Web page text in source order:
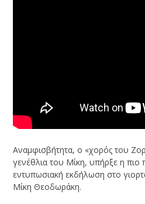
Αναμφισβήτητα, ο «χορός του
γενέθλια του Μίκη, υπήρξε η πιο
εντυπωσιακή εκδήλωση στο
Μίκη Θεοδωράκη.